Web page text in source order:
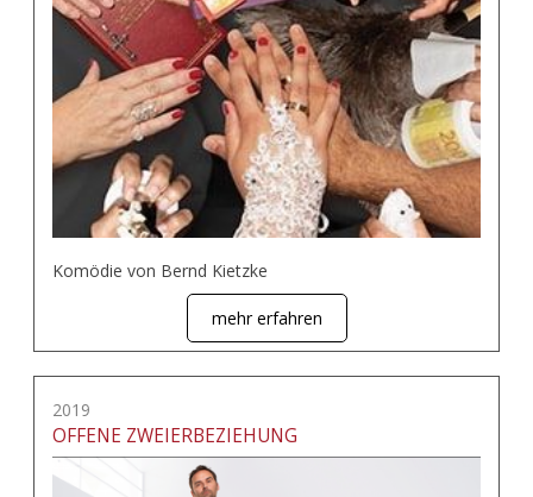
Komödie von Bernd Kietzke
mehr erfahren
2019
OFFENE ZWEIERBEZIEHUNG